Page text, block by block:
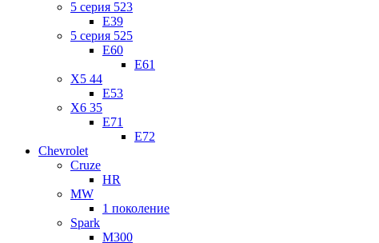
5 серия 523
E39
5 серия 525
E60
E61
X5 44
E53
X6 35
E71
E72
Chevrolet
Cruze
HR
MW
1 поколение
Spark
M300